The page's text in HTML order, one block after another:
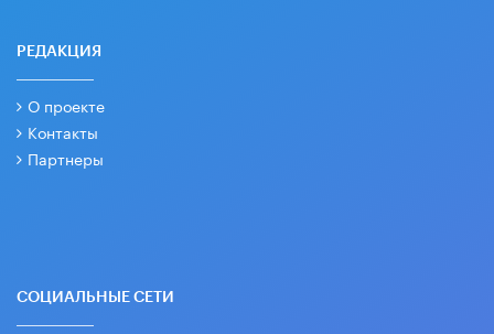
РЕДАКЦИЯ
О проекте
Контакты
Партнеры
СОЦИАЛЬНЫЕ СЕТИ